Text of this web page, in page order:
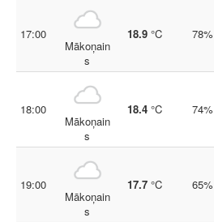
17:00
Mākoņain
s
18.9 °C 78%
18:00
Mākoņain
s
18.4 °C 74%
19:00
Mākoņain
s
17.7 °C 65%